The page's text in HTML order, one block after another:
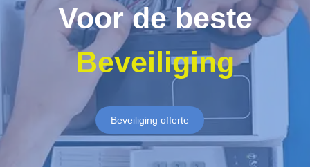
Voor de beste
Beveiliging
Beveiliging offerte